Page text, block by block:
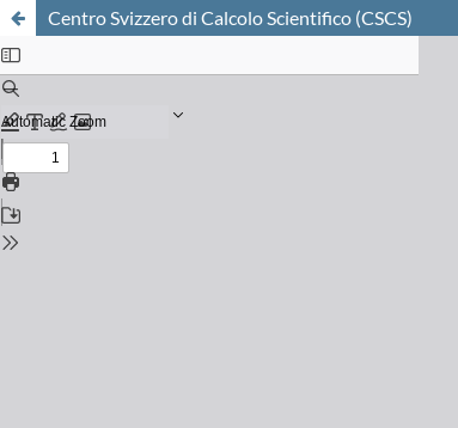
Centro Svizzero di Calcolo Scientifico (CSCS)